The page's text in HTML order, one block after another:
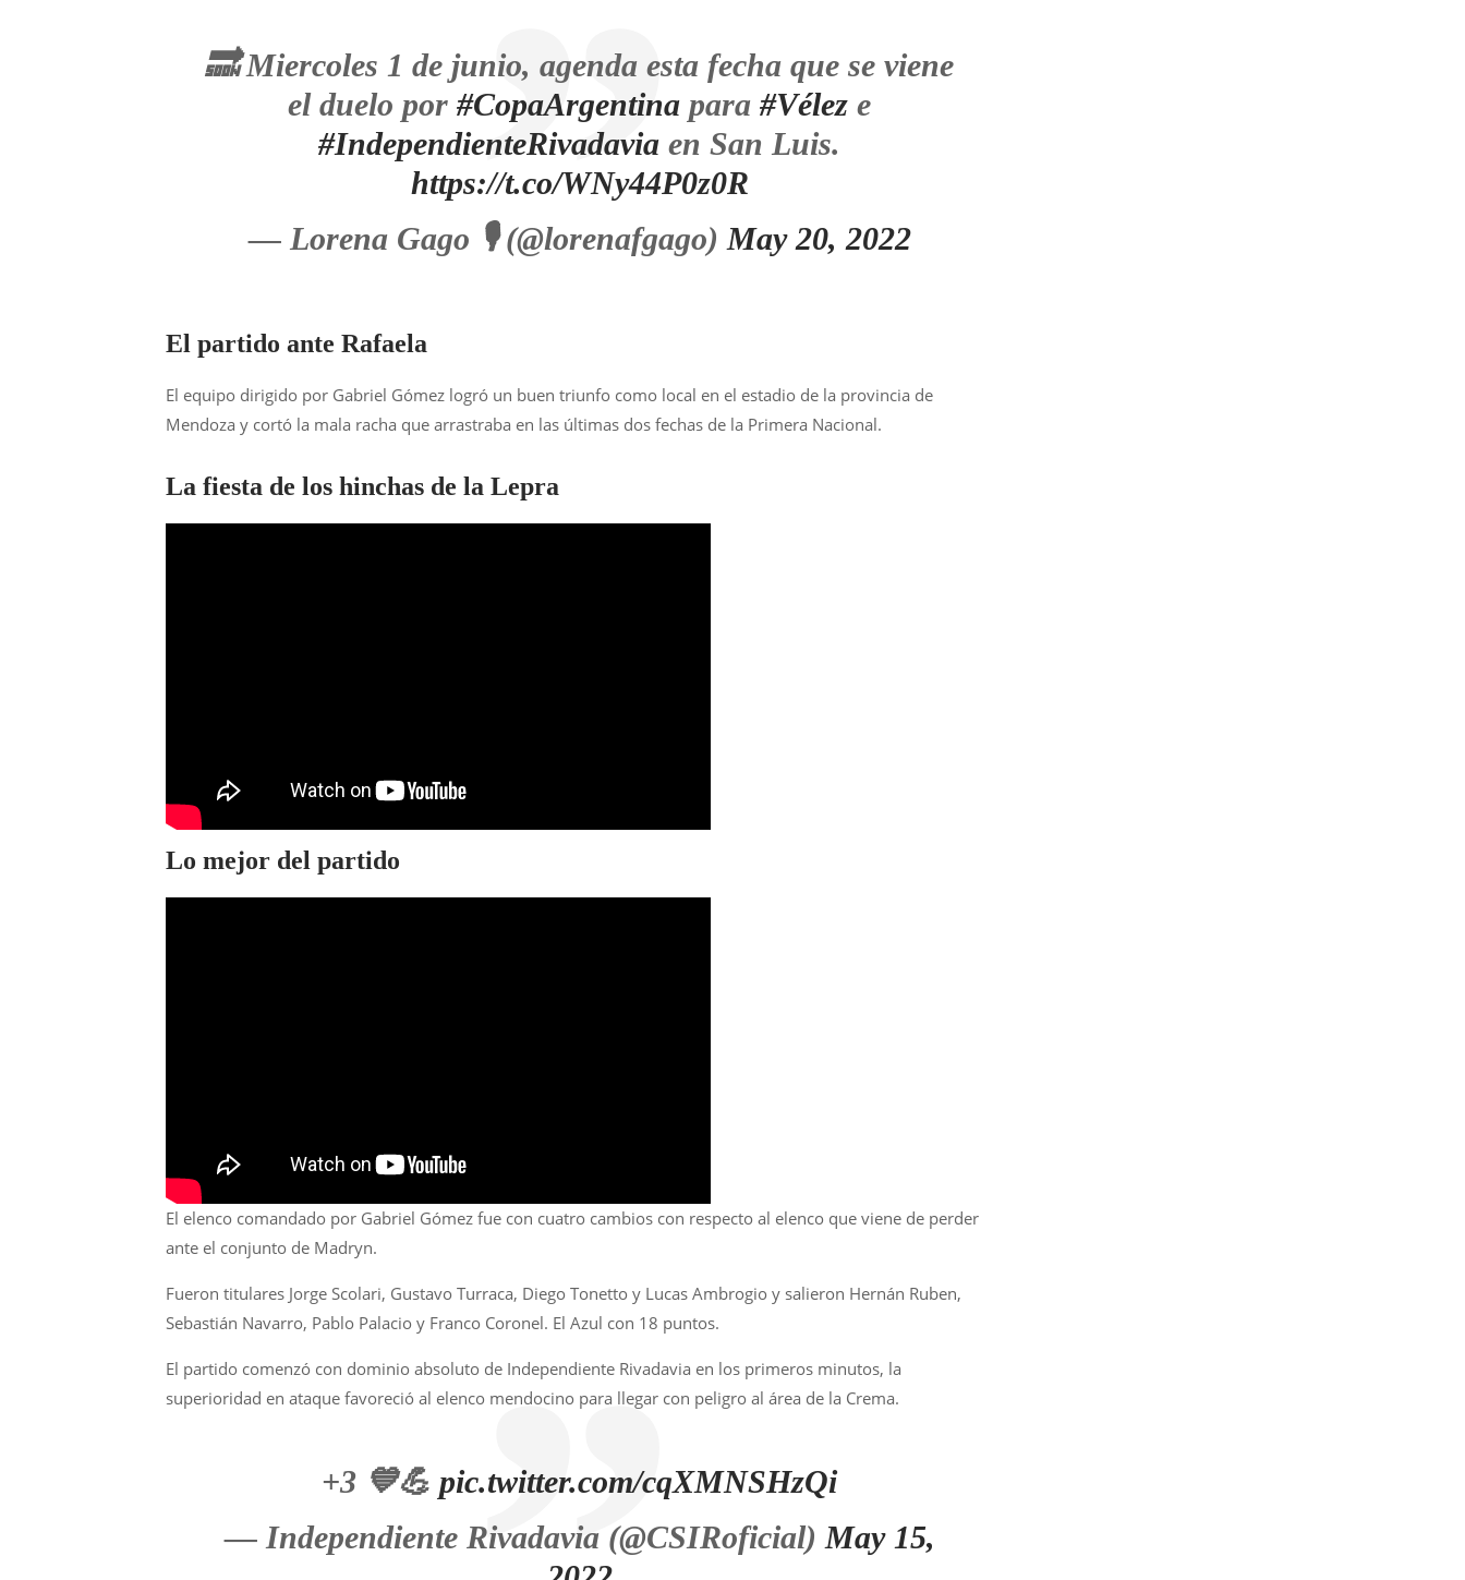
🔜 Miercoles 1 de junio, agenda esta fecha que se viene
el duelo por#CopaArgentina para#Vélez e
#IndependienteRivadavia en San Luis.
https://t.co/WNy44P0z0R
— Lorena Gago 🎙️ (@lorenafgago) May 20, 2022
El partido ante Rafaela
El equipo dirigido por Gabriel Gómez logró un buen triunfo como local en el estadio de la provincia de
Mendoza y cortó la mala racha que arrastraba en las últimas dos fechas de la Primera Nacional.
La fiesta de los hinchas de la Lepra
Lo mejor del partido
El elenco comandado por Gabriel Gómez fue con cuatro cambios con respecto al elenco que viene de perder
ante el conjunto de Madryn.
Fueron titulares Jorge Scolari, Gustavo Turraca, Diego Tonetto y Lucas Ambrogio y salieron Hernán Ruben,
Sebastián Navarro, Pablo Palacio y Franco Coronel. El Azul con 18 puntos.
El partido comenzó con dominio absoluto de Independiente Rivadavia en los primeros minutos, la
superioridad en ataque favoreció al elenco mendocino para llegar con peligro al área de la Crema.
+3 💙💪pic.twitter.com/cqXMNSHzQi
— Independiente Rivadavia (@CSIRoficial) May 15,